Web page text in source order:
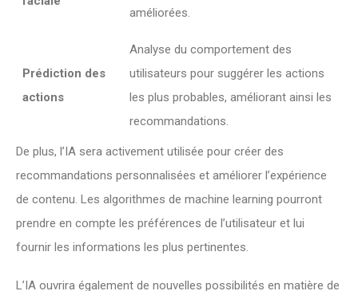
améliorées.
Prédiction des
actions
Analyse du comportement des
utilisateurs pour suggérer les actions
les plus probables, améliorant ainsi les
recommandations.
De plus, l’IA sera activement utilisée pour créer des
recommandations personnalisées et améliorer l’expérience
de contenu. Les algorithmes de machine learning pourront
prendre en compte les préférences de l’utilisateur et lui
fournir les informations les plus pertinentes.
L’IA ouvrira également de nouvelles possibilités en matière de